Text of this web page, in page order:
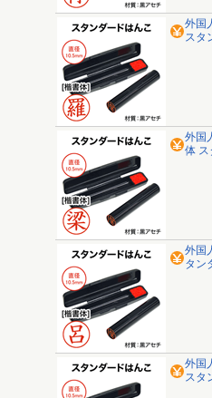
外国
スタ
外国
体 ス
外国
タン
外国
スタ